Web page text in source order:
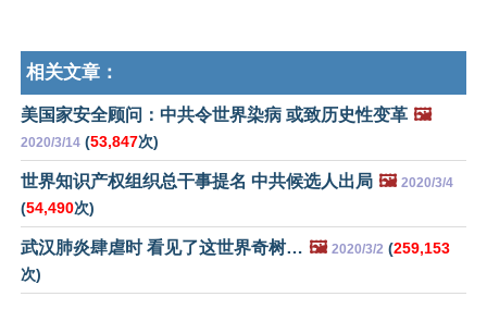
相关文章：
美国家安全顾问：中共令世界染病 或致历史性变革 🖼️
2020/3/14 (53,847次)
世界知识产权组织总干事提名 中共候选人出局 🖼️ 2020/3/4
(54,490次)
武汉肺炎肆虐时 看见了这世界奇树… 🖼️ 2020/3/2 (259,153
次)